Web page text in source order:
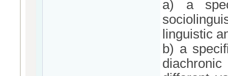
a) a
linguistic
b) a